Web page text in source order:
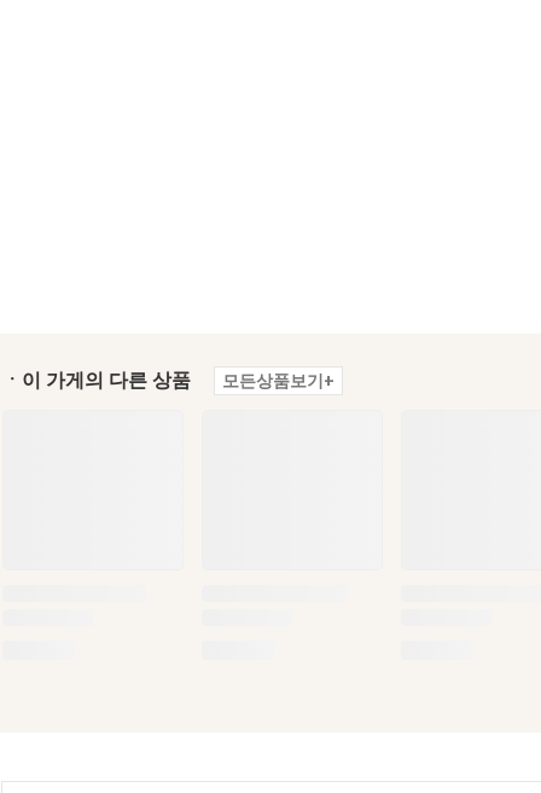
ㆍ이 가게의 다른 상품 모든상품보기+